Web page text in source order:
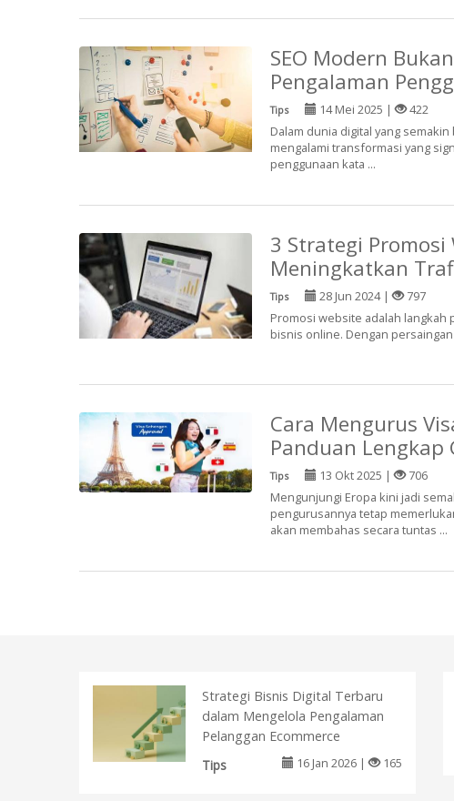
SEO Modern
Pengalaman
Tips 14 Mei 2025 |
422
Dalam dunia digital yang
mengalami transformasi yang
penggunaan kata ...
3 Strategi
Meningkatkan
Tips 28 Jun 2024 |
797
Promosi website adalah langkah
bisnis online. Dengan
Cara Mengurus
Panduan Lengkap
Tips 13 Okt 2025 |
706
Mengunjungi Eropa kini jadi
pengurusannya tetap
akan membahas secara tuntas ...
Strategi Bisnis Digital Terbaru
dalam Mengelola Pengalaman
Pelanggan Ecommerce
Tips
16 Jan 2026 | 165